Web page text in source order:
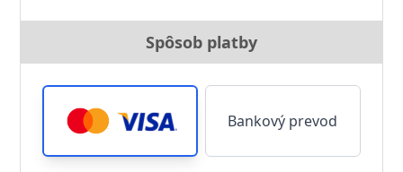
Spôsob platby
Bankový prevod